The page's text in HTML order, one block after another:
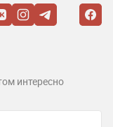
интересно